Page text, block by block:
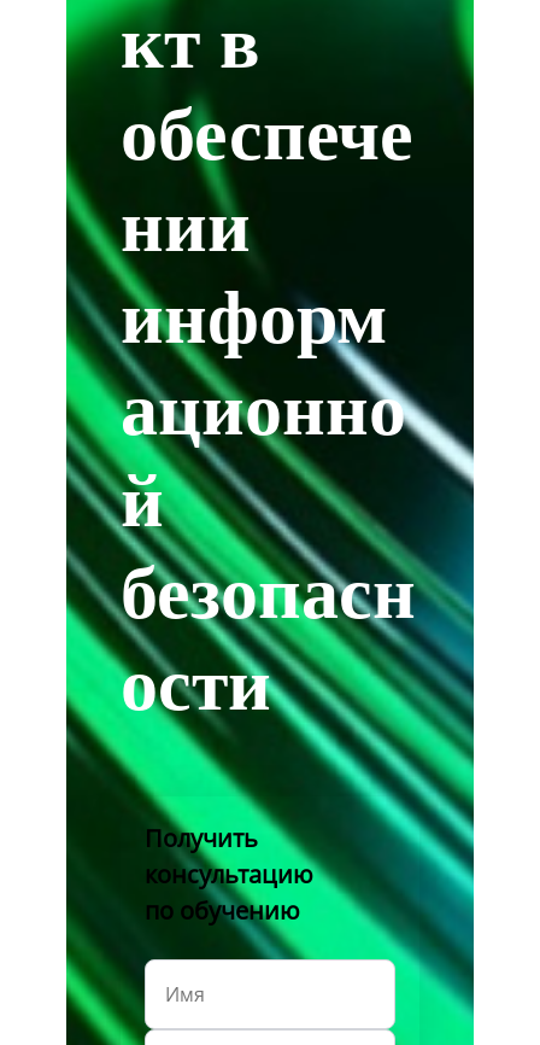
кт в
обеспече
нии
информ
ационно
й
безопасн
ости
Получить
консультацию
по обучению